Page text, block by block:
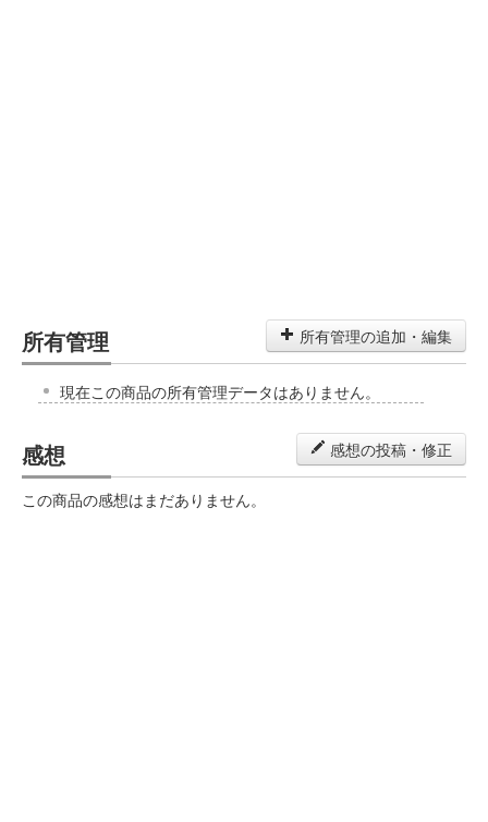
所有管理 所有管理の追加・編集
現在この商品の所有管理データはありません。
感想 感想の投稿・修正
この商品の感想はまだありません。